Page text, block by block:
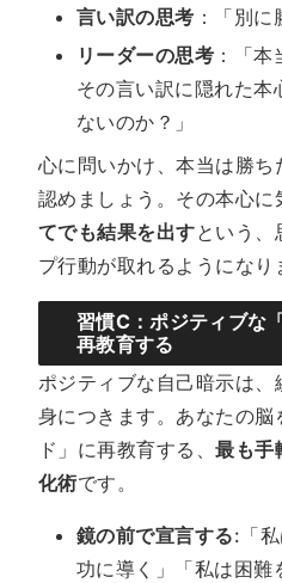
言い訳の思考 ：「別
リーダーの思考 ：「
その言い訳に隠れた本
ないのか？」
心に問いかけ、本当は勝
認めましょう。その本心に
てでも結果を出すという、
プ行動が取れるようになり
習慣C：ポジティブな
再教育する
ポジティブな自己暗示は
身につきます。あなたの
ド」に再教育する、最も手
化術です。
鏡の前で宣言する:「
功に導く」「私は困難